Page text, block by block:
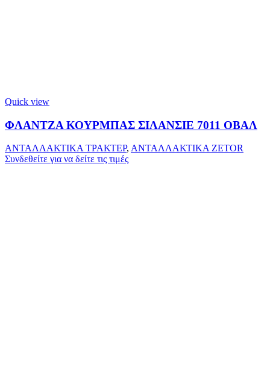
Quick view
ΦΛΑΝΤΖΑ ΚΟΥΡΜΠΑΣ ΣΙΛΑΝΣΙΕ 7011 ΟΒΑΛ
ΑΝΤΑΛΛΑΚΤΙΚΑ ΤΡΑΚΤΕΡ, ΑΝΤΑΛΛΑΚΤΙΚΑ ZETOR
Συνδεθείτε για να δείτε τις τιμές